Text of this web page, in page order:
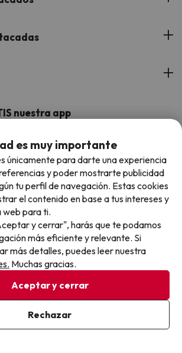
medios
clientes
nuestra app
es muy importante
únicamente para darte una experiencia
y poder mostrarte publicidad
tu perfil de navegación. Estas cookies
el contenido en base a tus intereses y
para ti.
y cerrar", harás que te podamos
más eficiente y relevante. Si
más detalles, puedes leer nuestra
Muchas gracias.
Aceptar y cerrar
Rechazar